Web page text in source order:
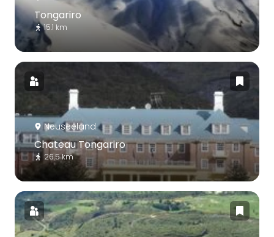
Tongariro
15.1 km
Neuseeland
Chateau Tongariro
26.5 km